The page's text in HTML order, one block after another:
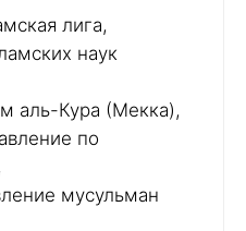
лига,
наук
аль-Кура (Мекка),
по
мусульман